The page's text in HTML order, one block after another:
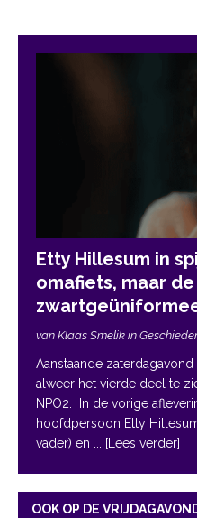
Etty Hillesum in
omafiets, maar
van Klaas Smelik in
Aanstaande
alweer het vierde deel te
NPO2. In de vorige
hoofdpersoon Etty
vader) en ... [Lees verder]
OOK OP DE